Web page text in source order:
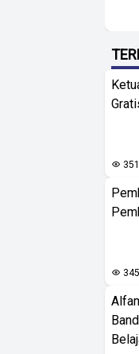
351
345